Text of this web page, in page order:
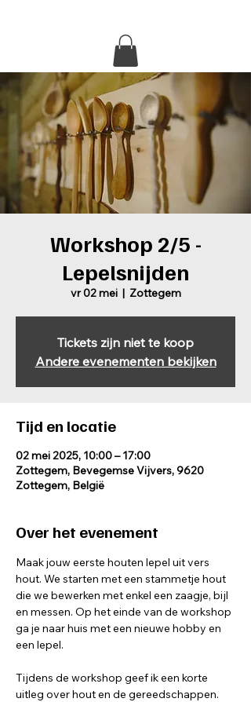
Geschiedenis
Workshop 2/5 -
Lepelsnijden
vr 02 mei
  |
Zottegem
Tickets zijn niet te koop
Andere evenementen bekijken
Tijd en locatie
02 mei 2025, 10:00 – 17:00
Zottegem, Bevegemse Vijvers, 9620
Zottegem, België
Over het evenement
Maak jouw eerste houten lepel uit vers
hout. We starten met een stammetje hout
die we bewerken met enkel een zaagje, bijl
en messen. Op het einde van de workshop
ga je naar huis met een nieuwe hobby en
een lepel.
Tijdens de workshop geef ik een korte
uitleg over hout en de gereedschappen.